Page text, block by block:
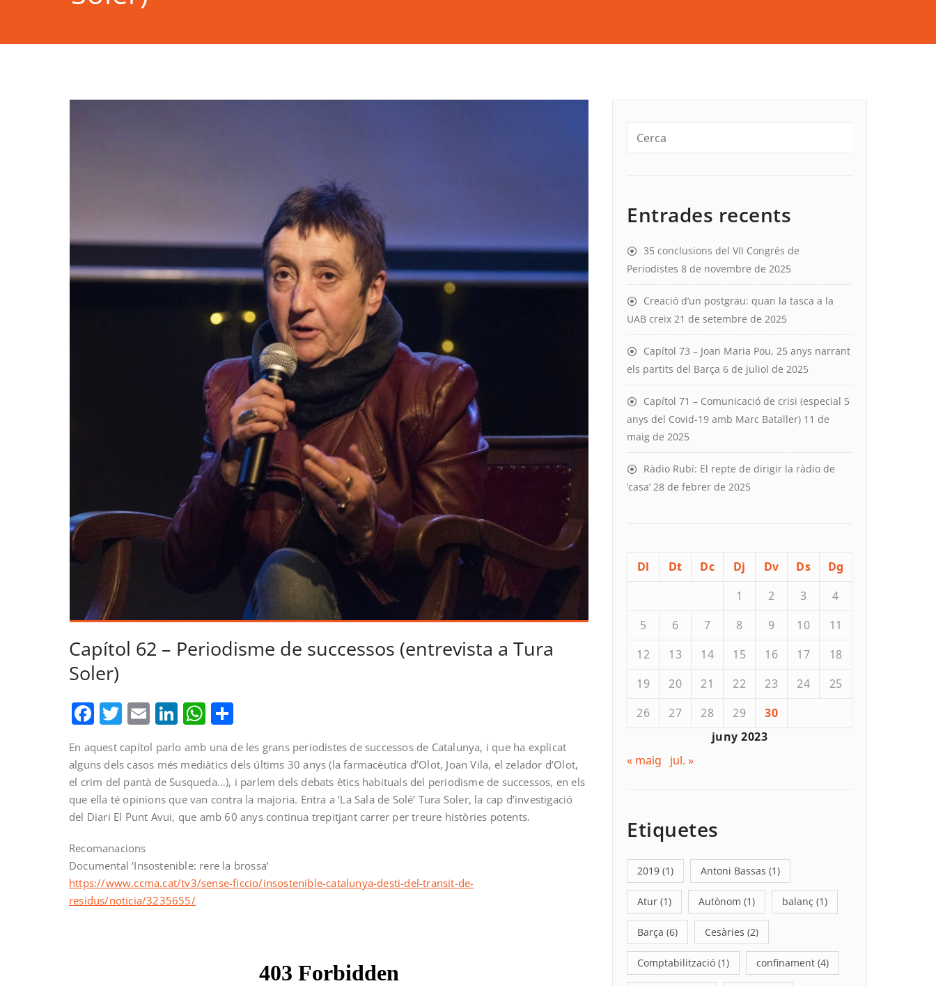
Capítol 62 – Periodisme de successos (entrevista a Tura
Soler)
Facebook
Twitter
EmailLinkedIn
WhatsApp
En aquest capítol parlo amb una de les grans periodistes de successos de Catalunya, i que ha explicat
alguns dels casos més mediàtics dels últims 30 anys (la farmacèutica d’Olot, Joan Vila, el zelador d’Olot,
el crim del pantà de Susqueda…), i parlem dels debats ètics habituals del periodisme de successos, en els
que ella té opinions que van contra la majoria. Entra a ‘La Sala de Solé’ Tura Soler, la cap d’investigació
del Diari El Punt Avui, que amb 60 anys continua trepitjant carrer per treure històries potents.
Recomanacions
Documental ‘Insostenible: rere la brossa’
https://www.ccma.cat/tv3/sense-ficcio/insostenible-catalunya-desti-del-transit-de-
residus/noticia/3235655/
Entrades recents
35 conclusions del VII Congrés de
Periodistes 8 de novembre de 2025
Creació d’un postgrau: quan la tasca a la
UAB creix 21 de setembre de 2025
Capítol 73 – Joan Maria Pou, 25 anys narrant
els partits del Barça 6 de juliol de 2025
Capítol 71 – Comunicació de crisi (especial 5
anys del Covid-19 amb Marc Bataller) 11 de
maig de 2025
Ràdio Rubí: El repte de dirigir la ràdio de
‘casa’ 28 de febrer de 2025
juny 2023
Dl Dt Dc Dj Dv Ds
Dg
1
2 3
4
5
6 7 8 9 10
11
12
13 14 15 16 17
18
19
20 21 22 23 24
25
26
27 28 29 30
« maig jul. »
Etiquetes
2019 (1) Antoni Bassas (1)
Atur (1) Autònom (1) balanç (1)
Barça (6) Cesàries (2)
Comptabilització (1) confinament (4)